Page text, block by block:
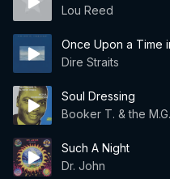
Lou Reed
Once Upon a Time
Dire Straits
Soul Dressing
Booker T. & the
Such A Night
Dr. John